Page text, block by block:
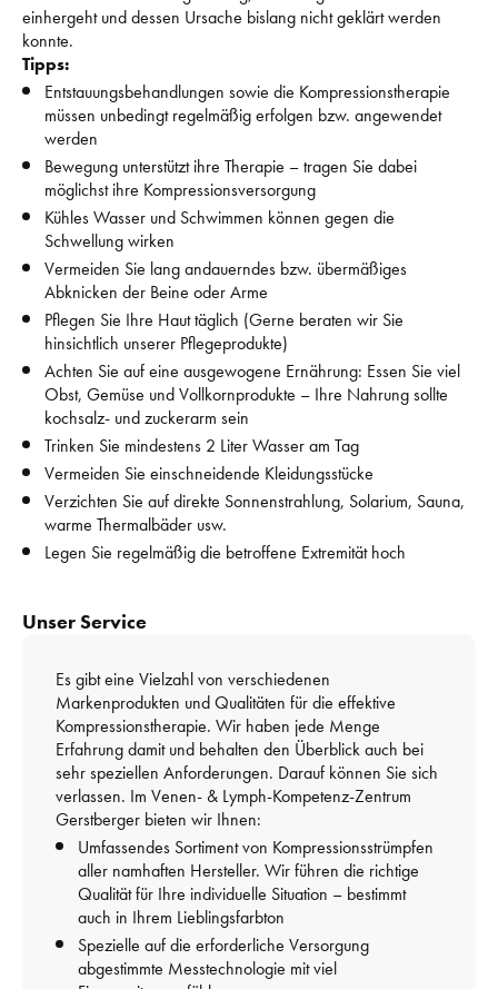
einhergeht und dessen Ursache bislang nicht geklärt werden
konnte.
Tipps:
Entstauungsbehandlungen sowie die Kompressionstherapie
müssen unbedingt regelmäßig erfolgen bzw. angewendet
werden
Bewegung unterstützt ihre Therapie – tragen Sie dabei
möglichst ihre Kompressionsversorgung
Kühles Wasser und Schwimmen können gegen die
Schwellung wirken
Vermeiden Sie lang andauerndes bzw. übermäßiges
Abknicken der Beine oder Arme
Pflegen Sie Ihre Haut täglich (Gerne beraten wir Sie
hinsichtlich unserer Pflegeprodukte)
Achten Sie auf eine ausgewogene Ernährung: Essen Sie viel
Obst, Gemüse und Vollkornprodukte – Ihre Nahrung sollte
kochsalz- und zuckerarm sein
Trinken Sie mindestens 2 Liter Wasser am Tag
Vermeiden Sie einschneidende Kleidungsstücke
Verzichten Sie auf direkte Sonnenstrahlung, Solarium, Sauna,
warme Thermalbäder usw.
Legen Sie regelmäßig die betroffene Extremität hoch
Unser Service
Es gibt eine Vielzahl von verschiedenen
Markenprodukten und Qualitäten für die effektive
Kompressionstherapie. Wir haben jede Menge
Erfahrung damit und behalten den Überblick auch bei
sehr speziellen Anforderungen. Darauf können Sie sich
verlassen. Im Venen- & Lymph-Kompetenz-Zentrum
Gerstberger bieten wir Ihnen:
Umfassendes Sortiment von Kompressionsstrümpfen
aller namhaften Hersteller. Wir führen die richtige
Qualität für Ihre individuelle Situation – bestimmt
auch in Ihrem Lieblingsfarbton
Spezielle auf die erforderliche Versorgung
abgestimmte Messtechnologie mit viel